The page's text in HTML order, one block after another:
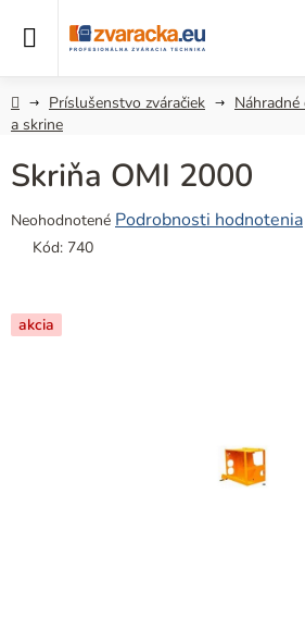
DomovPríslušenstvo zváračiek Náhradné
a skrine
Skriňa OMI 2000
Priemerné
hodnotenie
0,0
z
Neohodnotené Podrobnosti hodnotenia
Kód: 740
akcia